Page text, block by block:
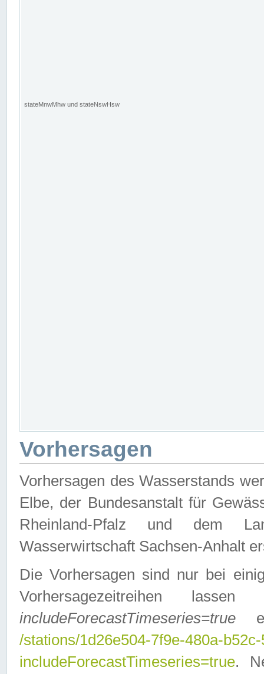
stateMnwMhw und stateNswHsw
Vorhersagen
Vorhersagen des Wasserstands
Elbe, der Bundesanstalt für
Rheinland-Pfalz und dem
Wasserwirtschaft Sachsen-Anhalt
Die Vorhersagen sind nur bei
Vorhersagezeitreihen
includeForecastTimeseries=true
/stations/1d26e504-7f9e-480a-
includeForecastTimeseries=true.